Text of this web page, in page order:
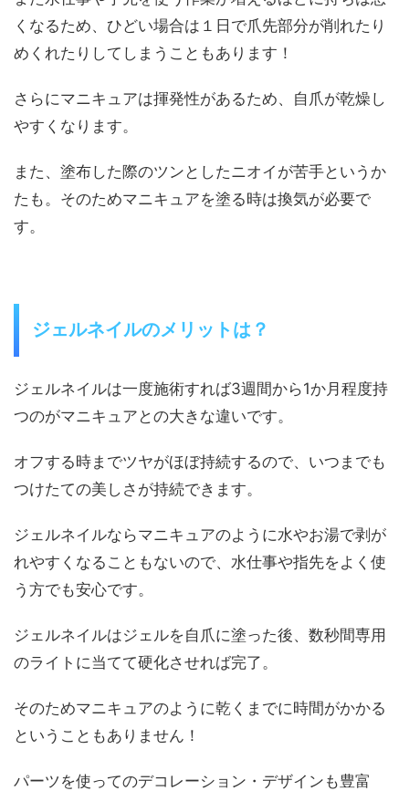
くなるため、ひどい場合は １日で爪先部分が削れたり
めくれたりしてしまう こともあります！
さらにマニキュアは揮発性があるため、 自爪が乾燥し
やすく なります。
また、塗布した際のツンとしたニオイが苦手というか
たも。 そのためマニキュアを塗る時は換気が必要で
す。
ジェルネイルのメリットは？
ジェルネイルは一度施術すれば3週間から1か月程度持
つのがマニキュアとの大きな違いです。
オフする時までツヤがほぼ持続するので、いつまでも
つけたての美しさが持続できます。
ジェルネイルならマニキュアのように水やお湯で剥が
れやすくなることもないので、水仕事や指先をよく使
う方でも安心です。
ジェルネイルはジェルを自爪に塗った後、 数秒間専用
のライトに当てて硬化させれば完了 。
そのためマニキュアのように乾くまでに時間がかかる
ということもありません！
パーツを使ってのデコレーション・デザインも豊富